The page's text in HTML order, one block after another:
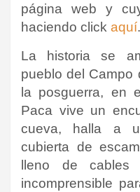
página web y
haciendo click aquí.
La historia se
pueblo del Campo
la posguerra, en
Paca vive un
cueva, halla a
cubierta de
lleno de
incomprensible